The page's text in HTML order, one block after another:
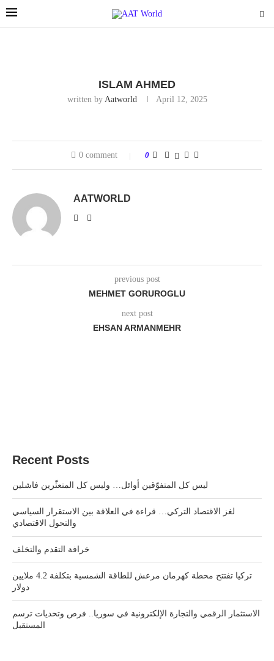
ISLAM AHMED
written by Aatworld April 12, 2025
0 comment 0
AATWORLD
previous post
MEHMET GORUROGLU
next post
EHSAN ARMANMEHR
Recent Posts
ليس كل المتفوّقين أوائل… وليس كل المتعثّرين فاشلين
لغز الاقتصاد التركي… قراءة في العلاقة بين الاستقرار السياسي
والتحول الاقتصادي
خرافة التقدم والتخلف
تركيا تفتتح محطة كهرمان مرعش للطاقة الشمسية بتكلفة 4.2 ملايين
دولار
الاستثمار الرقمي والتجارة الإلكترونية في سوريا.. فرص وتحديات ترسم
المستقبل